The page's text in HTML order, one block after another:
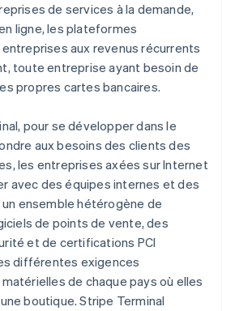
2026
Stripe construit l’infrastructure
de services à la demande,
ligne, les plateformes
aux revenus récurrents
toute entreprise ayant besoin de
propres cartes bancaires.
pour se développer dans le
aux besoins des clients des
les entreprises axées sur Internet
avec des équipes internes et des
ensemble hétérogène de
de points de vente, des
et de certifications PCI
différentes exigences
de chaque pays où elles
boutique. Stripe Terminal